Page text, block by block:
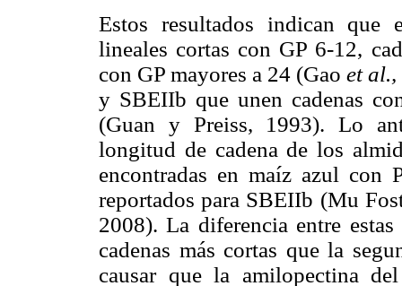
Estos resultados indican que
lineales cortas con GP 6-12,
con GP mayores a 24 (Gao et al.,
y SBEIIb que unen cadenas
(Guan y Preiss, 1993). Lo
longitud de cadena de los
encontradas en maíz azul
reportados para SBEIIb (Mu
2008). La diferencia entre
cadenas más cortas que la
causar que la amilopectina